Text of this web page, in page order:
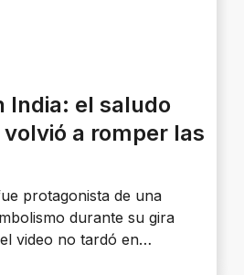
India: el saludo
a romper las
protagonista de una
durante su gira
video no tardó en